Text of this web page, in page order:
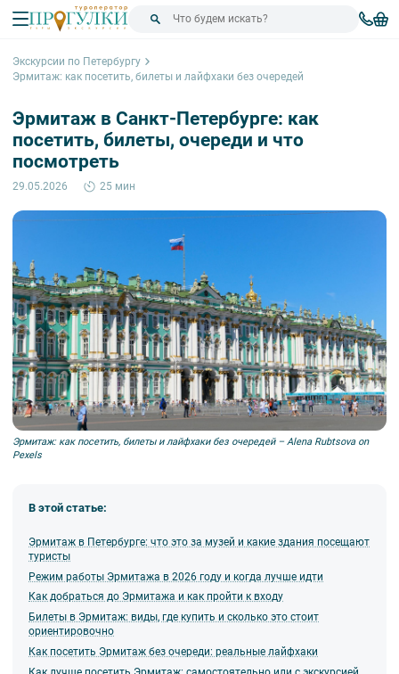
Экскурсии по Петербургу
Эрмитаж: как посетить, билеты и лайфхаки без очередей
Эрмитаж в Санкт-Петербурге: как
посетить, билеты, очереди и что
посмотреть
29.05.2026 25 мин
Эрмитаж: как посетить, билеты и лайфхаки без очередей – Alena Rubtsova on
Pexels
В этой статье:
Эрмитаж в Петербурге: что это за музей и какие здания посещают
туристы
Режим работы Эрмитажа в 2026 году и когда лучше идти
Как добраться до Эрмитажа и как пройти к входу
Билеты в Эрмитаж: виды, где купить и сколько это стоит
ориентировочно
Как посетить Эрмитаж без очереди: реальные лайфхаки